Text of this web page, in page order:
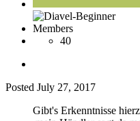
Members
40
Posted July 27, 2017
Gibt's Erkenntnisse